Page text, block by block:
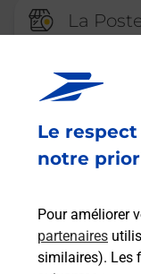
Le
notre
Pour améliorer
partenaires
similaires). Les
La
Fermé
56890
Malin !